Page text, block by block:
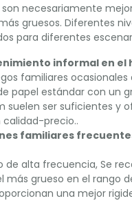
son necesariamente
gruesos. Diferentes
para diferentes
informal en el
familiares ocasionales
papel estándar con un
suelen ser suficientes y
calidad-precio..
familiares
de alta frecuencia, Se
más grueso en el rango
una mejor